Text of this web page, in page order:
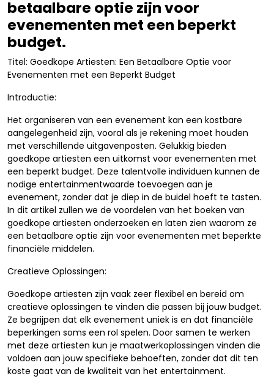
betaalbare optie zijn voor
evenementen met een beperkt
budget.
Titel: Goedkope Artiesten: Een Betaalbare Optie voor
Evenementen met een Beperkt Budget
Introductie:
Het organiseren van een evenement kan een kostbare
aangelegenheid zijn, vooral als je rekening moet houden
met verschillende uitgavenposten. Gelukkig bieden
goedkope artiesten een uitkomst voor evenementen met
een beperkt budget. Deze talentvolle individuen kunnen de
nodige entertainmentwaarde toevoegen aan je
evenement, zonder dat je diep in de buidel hoeft te tasten.
In dit artikel zullen we de voordelen van het boeken van
goedkope artiesten onderzoeken en laten zien waarom ze
een betaalbare optie zijn voor evenementen met beperkte
financiële middelen.
Creatieve Oplossingen:
Goedkope artiesten zijn vaak zeer flexibel en bereid om
creatieve oplossingen te vinden die passen bij jouw budget.
Ze begrijpen dat elk evenement uniek is en dat financiële
beperkingen soms een rol spelen. Door samen te werken
met deze artiesten kun je maatwerkoplossingen vinden die
voldoen aan jouw specifieke behoeften, zonder dat dit ten
koste gaat van de kwaliteit van het entertainment.